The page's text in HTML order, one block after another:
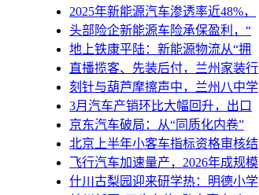
2025年新能源汽车渗透率近48%，
头部险企新能源车险承保盈利，“
地上铁康平陆：新能源物流从“拥
直播揽客、先装后付，兰州家装行
刻针与葫芦摩擦声中，兰州八中学
3月汽车产销环比大幅回升，出口
京东汽车破局：从“同质化内卷”
北京上半年小客车指标资格审核结
飞行汽车加速量产，2026年成规模
什川古梨园迎来研学热：明德小学